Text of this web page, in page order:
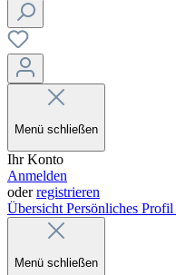
Menü schließen
Ihr Konto
Anmelden
oderregistrieren
Übersicht Persönliches Profil
Menü schließen